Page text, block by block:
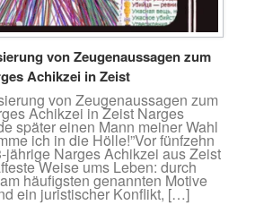
von Zeugenaussagen zum
Achikzei in Zeist
von Zeugenaussagen zum
Achikzei in Zeist Narges
später einen Mann meiner Wahl
ich in die Hölle!”Vor fünfzehn
jährige Narges Achikzei aus Zeist
Weise ums Leben: durch
häufigsten genannten Motive
ein juristischer Konflikt, […]